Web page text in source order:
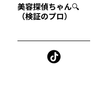
美容探偵ちゃん🔍
（検証のプロ）